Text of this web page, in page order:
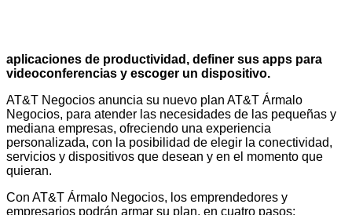
aplicaciones de productividad, definer sus apps para
videoconferencias y escoger un dispositivo.
AT&T Negocios anuncia su nuevo plan AT&T Ármalo
Negocios, para atender las necesidades de las pequeñas y
mediana empresas, ofreciendo una experiencia
personalizada, con la posibilidad de elegir la conectividad,
servicios y dispositivos que desean y en el momento que
quieran.
Con AT&T Ármalo Negocios, los emprendedores y
empresarios podrán armar su plan, en cuatro pasos: